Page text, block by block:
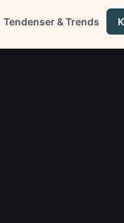
Tendenser & Trends